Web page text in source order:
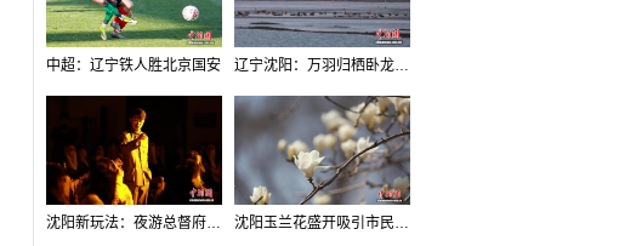
中超：辽宁铁人胜北京国安 辽宁沈阳：万羽归栖卧龙湖看群鸟齐飞
沈阳新玩法：夜游总督府，当一回“赴宴者” 沈阳玉兰花盛开吸引市民打卡